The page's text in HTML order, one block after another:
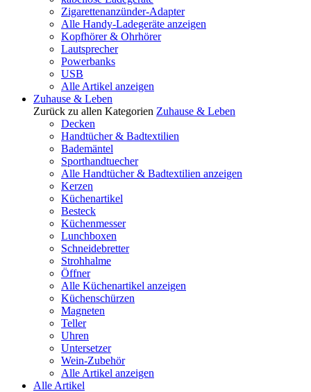
Zigarettenanzünder-Adapter
Alle Handy-Ladegeräte anzeigen
Kopfhörer & Ohrhörer
Lautsprecher
Powerbanks
USB
Alle Artikel anzeigen
Zuhause & Leben
Zurück zu allen Kategorien Zuhause & Leben
Decken
Handtücher & Badtextilien
Bademäntel
Sporthandtuecher
Alle Handtücher & Badtextilien anzeigen
Kerzen
Küchenartikel
Besteck
Küchenmesser
Lunchboxen
Schneidebretter
Strohhalme
Öffner
Alle Küchenartikel anzeigen
Küchenschürzen
Magneten
Teller
Uhren
Untersetzer
Wein-Zubehör
Alle Artikel anzeigen
Alle Artikel